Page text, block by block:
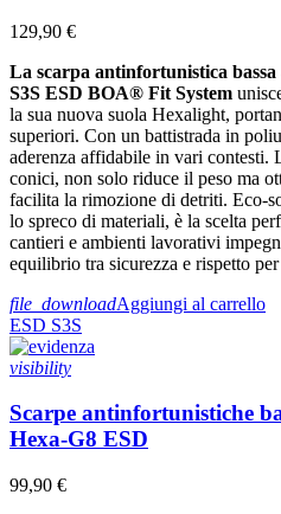
129,90 €
La scarpa antinfortunistica
S3S ESD BOA® Fit System
la sua nuova suola Hexalight,
superiori. Con un battistrada in
aderenza affidabile in vari contesti.
conici, non solo riduce il peso ma
facilita la rimozione di detriti. Eco-
lo spreco di materiali, è la scelta
cantieri e ambienti lavorativi
equilibrio tra sicurezza e rispetto per
file_downloadAggiungi al carrello
ESD S3S
visibility
Scarpe antinfortunistiche
Hexa-G8 ESD
99,90 €